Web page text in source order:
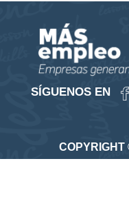
SÍGUENOS EN